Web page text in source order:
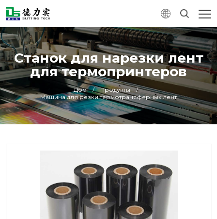
Станок для нарезки лент
для термопринтеров
Дом / Продукты
/
Машина для резки термотрансферных лент0